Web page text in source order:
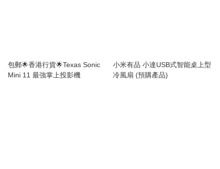
包郵🌟香港行貨🌟Texas Sonic
Mini 11 最強掌上投影機
小米有品 小達USB式智能桌上型
冷風扇 (預購產品)